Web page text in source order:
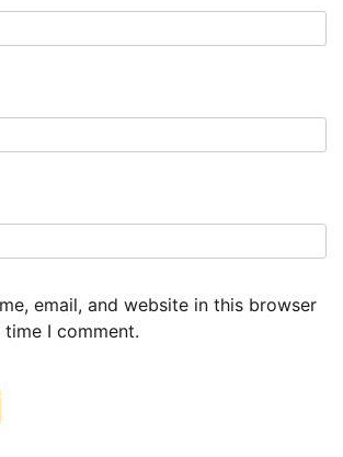
email, and website in this browser
I comment.